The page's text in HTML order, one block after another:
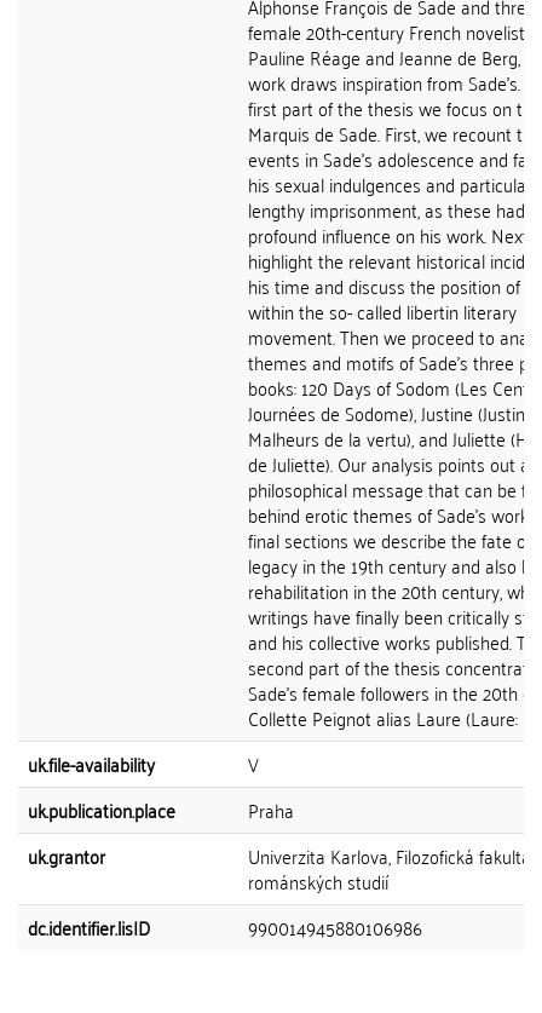
female 20th-century French novelists
Pauline Réage and Jeanne de Berg,
work draws inspiration from Sade's.
first part of the thesis we focus on the
Marquis de Sade. First, we recount
events in Sade's adolescence and
his sexual indulgences and
lengthy imprisonment, as these had
profound influence on his work. Next
highlight the relevant historical
his time and discuss the position of
within the so- called libertin literary
movement. Then we proceed to
themes and motifs of Sade's three
books: 120 Days of Sodom (Les Cent
Journées de Sodome), Justine
Malheurs de la vertu), and Juliette
de Juliette). Our analysis points out a
philosophical message that can be
behind erotic themes of Sade's work.
final sections we describe the fate of
legacy in the 19th century and also his
rehabilitation in the 20th century,
writings have finally been critically
and his collective works published.
second part of the thesis
Sade's female followers in the 20th
Collette Peignot alias Laure (Laure:
uk.file-availability
V
uk.publication.place
Praha
uk.grantor
Univerzita Karlova, Filozofická fakulta,
románských studií
dc.identifier.lisID
990014945880106986